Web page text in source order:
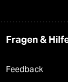
Fragen &
Feedback